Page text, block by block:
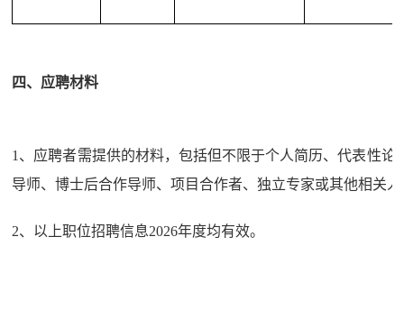
四、应聘材料
1、应聘者需提供的材料，包括但不限于个人简历、代表性
导师、博士后合作导师、项目合作者、独立专家或其他相关
2、以上职位招聘信息2026年度均有效。